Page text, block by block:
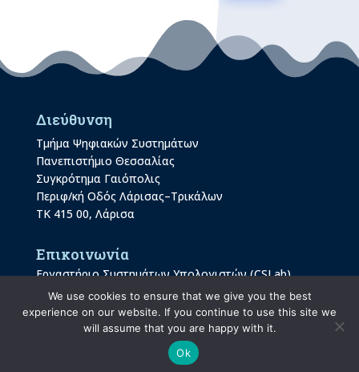
Διεύθυνση
Τμήμα Ψηφιακών Συστημάτων
Πανεπιστήμιο Θεσσαλίας
Συγκρότημα Γαιόπολις
Περιφ/κή Οδός Λάρισας–Τρικάλων
ΤΚ 415 00, Λάρισα
Επικοινωνία
Εργαστήριο Συστημάτων Υπολογιστών (CSLab)
Tel.: +30 2410 684596
e-mail : gadam-at-uth.gr
We use cookies to ensure that we give you the best
experience on our website. If you continue to use this site we
will assume that you are happy with it.
Ok